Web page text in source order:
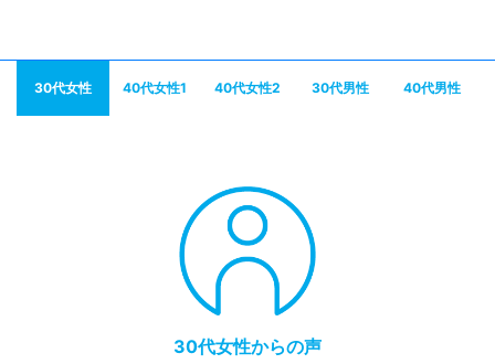
30代女性 40代女性1 40代女性2 30代男性 40代男性
30代女性からの声